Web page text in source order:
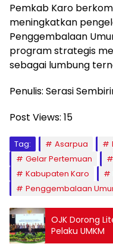
Pemkab Karo
meningkatkan
Penggembalaan
program strategis
sebagai lumbung
Penulis: Serasi
Post Views: 15
Tag: Asarpua
Gelar Pertemuan
Kabupaten Karo
Penggembalaan
OJK Dorong
Pelaku UMKM